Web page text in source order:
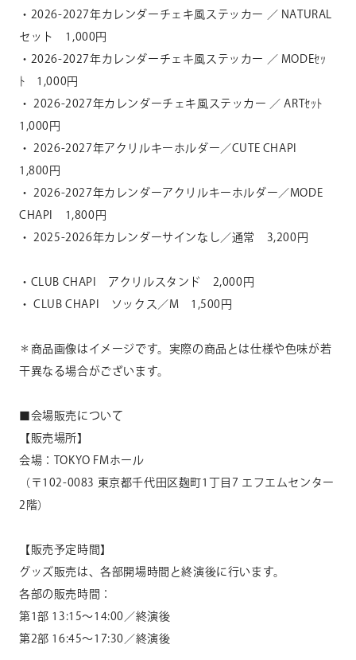
・2026-2027年カレンダーチェキ風ステッカー ／ NATURAL
セット 1,000円
・2026-2027年カレンダーチェキ風ステッカー ／ MODEｾｯ
ﾄ 1,000円
・ 2026-2027年カレンダーチェキ風ステッカー ／ ARTｾｯﾄ
1,000円
・ 2026-2027年アクリルキーホルダー／CUTE CHAPI
1,800円
・ 2026-2027年カレンダーアクリルキーホルダー／MO DE
CHAPI 1,800円
・ 2025-2026年カレンダーサインなし／通常 3,200円
・CLUB CHAPI アクリルスタンド 2,000円
・ CLUB CHAPI ソックス／M 1,500円
＊商品画像はイメージです。実際の商品とは仕様や色味が若
干異な る場合がございます。
■会場販売について
【販売場所】
会場：TOKYO FMホール
（〒102-0083 東京都千代田区麹町1丁目7 エフエムセンター
2階）
【販売予定時間】
グッズ販売は、各部開場時間と終演後に行います。
各部の販売時間：
第1部 13:15～14:00／終演後
第2部 16:45～17:30／終演後